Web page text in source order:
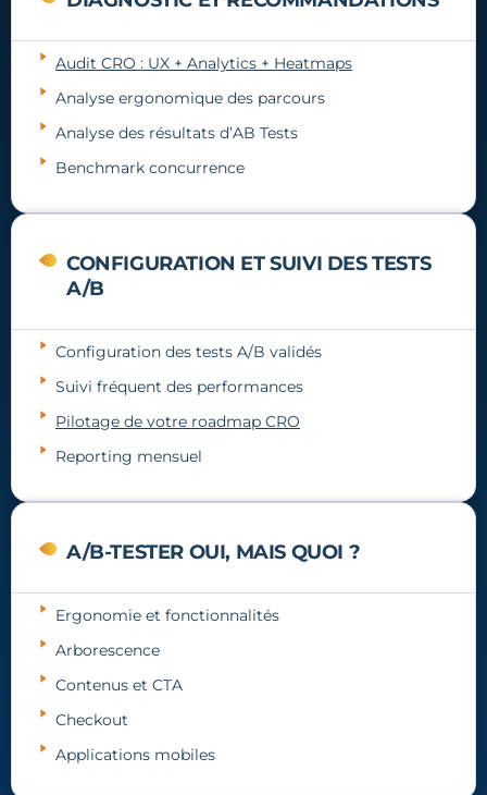
Audit CRO : UX + Analytics + Heatmaps
Analyse ergonomique des parcours
Analyse des résultats d’AB Tests
Benchmark concurrence
CONFIGURATION ET SUIVI DES TESTS
A/B
Configuration des tests A/B validés
Suivi fréquent des performances
Pilotage de votre roadmap CRO
Reporting mensuel
A/B-TESTER OUI, MAIS QUOI ?
Ergonomie et fonctionnalités
Arborescence
Contenus et CTA
Checkout
Applications mobiles